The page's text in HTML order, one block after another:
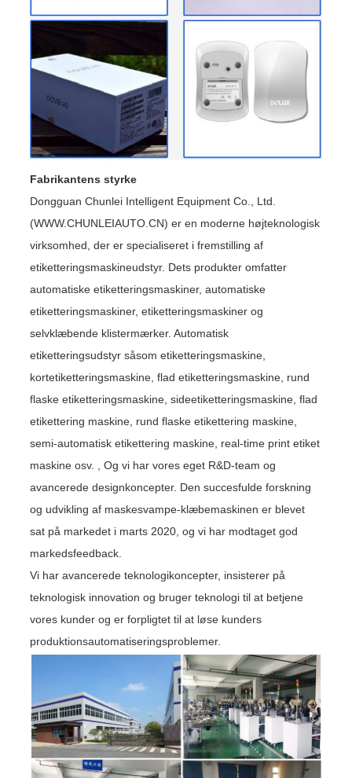
Fabrikantens styrke
Dongguan Chunlei Intelligent Equipment Co., Ltd.
(WWW.CHUNLEIAUTO.CN) er en moderne højteknologisk
virksomhed, der er specialiseret i fremstilling af
etiketteringsmaskineudstyr. Dets produkter omfatter
automatiske etiketteringsmaskiner, automatiske
etiketteringsmaskiner, etiketteringsmaskiner og
selvklæbende klistermærker. Automatisk
etiketteringsudstyr såsom etiketteringsmaskine,
kortetiketteringsmaskine, flad etiketteringsmaskine, rund
flaske etiketteringsmaskine, sideetiketteringsmaskine, flad
etikettering maskine, rund flaske etikettering maskine,
semi-automatisk etikettering maskine, real-time print etiket
maskine osv. , Og vi har vores eget R&D-team og
avancerede designkoncepter. Den succesfulde forskning
og udvikling af maskesvampe-klæbemaskinen er blevet
sat på markedet i marts 2020, og vi har modtaget god
markedsfeedback.
Vi har avancerede teknologikoncepter, insisterer på
teknologisk innovation og bruger teknologi til at betjene
vores kunder og er forpligtet til at løse kunders
produktionsautomatiseringsproblemer.